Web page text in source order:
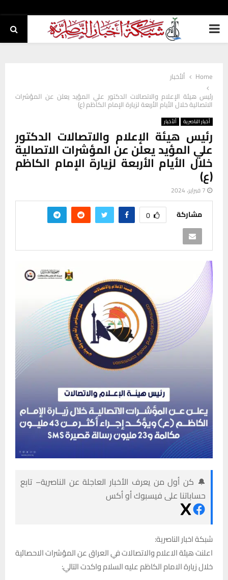
PRIMARY
Home
ألأخبار
رئيس هيئة الإعلام والاتصالات الدكتور علي المؤيد يعلن عن المؤشرات
الاتصالية خلال الأيام الأربعة لزيارة الإمام الكاظم (ع)
أخبار الناصرية ألأخبار
رئيس هيئة الإعلام والاتصالات الدكتور
علي المؤيد يعلن عن المؤشرات الاتصالية
خلال الأيام الأربعة لزيارة الإمام الكاظم
(ع)
7 فبراير، 2024
مشاركة 0
🔔 كن أول من يعرف الأخبار العاجلة عن الناصرية– تابع
حساباتنا على فيسبوك أو أكس
شبكة اخبار الناصرية:
اعلنت هيئة الاعلام والاتصالات في العراق عن المؤشرات الاحصائية
خلال زيارة الامام الكاظم عليه السلام واكدت التالي: